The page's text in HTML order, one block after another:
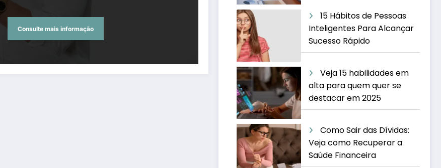
Consulte mais informação
15 Hábitos de Pessoas
Inteligentes Para Alcançar
Sucesso Rápido
Veja 15 habilidades em
alta para quem quer se
destacar em 2025
Como Sair das Dívidas:
Veja como Recuperar a
Saúde Financeira